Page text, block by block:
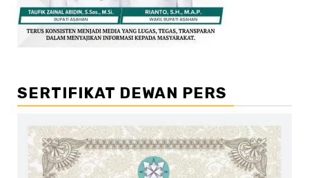
SERTIFIKAT DEWAN PERS